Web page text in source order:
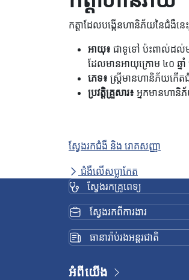
កត្តាដែលបង្កើនហានិភ័យនៃជំងឺនេ
អាយុ៖ ជាទូទៅ ប៉ះពាល់ដល់
ដែលមានអាយុក្រោម ៤០ ឆ្
ភេទ៖ ស្ត្រីមានហានិភ័យកើត
ប្រវត្តិគ្រួសារ៖ អ្នកមានហានិភ័
ស្វែងរកជំងឺ និង រោគសញ្ញា
ជំងឺលើសប្លាកែត
ស្វែងរកគ្រូពេទ្យ
ស្វែងរកពីការងារ
ធានារ៉ាប់រងអន្តរជាតិ
អំពីយើង